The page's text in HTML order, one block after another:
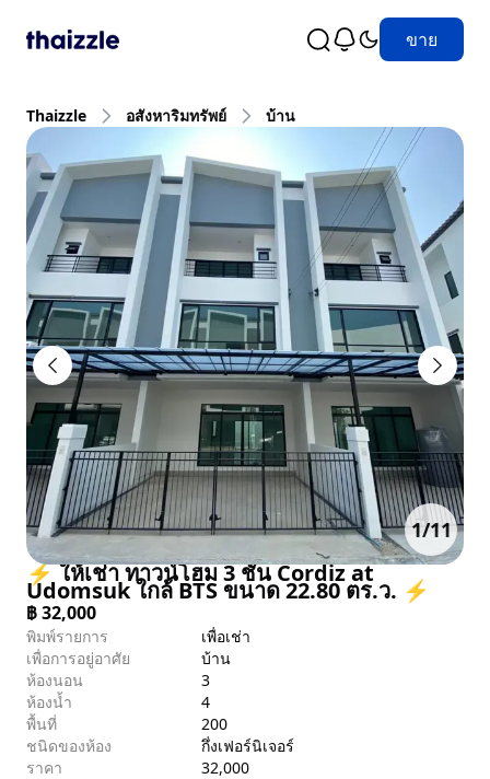
ขาย
Thaizzle อสังหาริมทรัพย์ บ้าน
1/11
⚡ ให้เช่า ทาวน์โฮม 3 ชั้น Cordiz at
Udomsuk ใกล้ BTS ขนาด 22.80 ตร.ว. ⚡
฿32,000
พิมพ์รายการ
เพื่อเช่า
เพื่อการอยู่อาศัย
บ้าน
ห้องนอน
3
ห้องน้ำ
4
พื้นที่
200
ชนิดของห้อง
กึ่งเฟอร์นิเจอร์
ราคา
32,000